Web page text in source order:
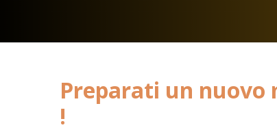
Preparati un nuovo
!